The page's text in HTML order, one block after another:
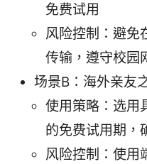
免费试用
风险控制：避免
传输，遵守校园
场景B：海外亲友
使用策略：选用
的免费试用期，
风险控制：使用